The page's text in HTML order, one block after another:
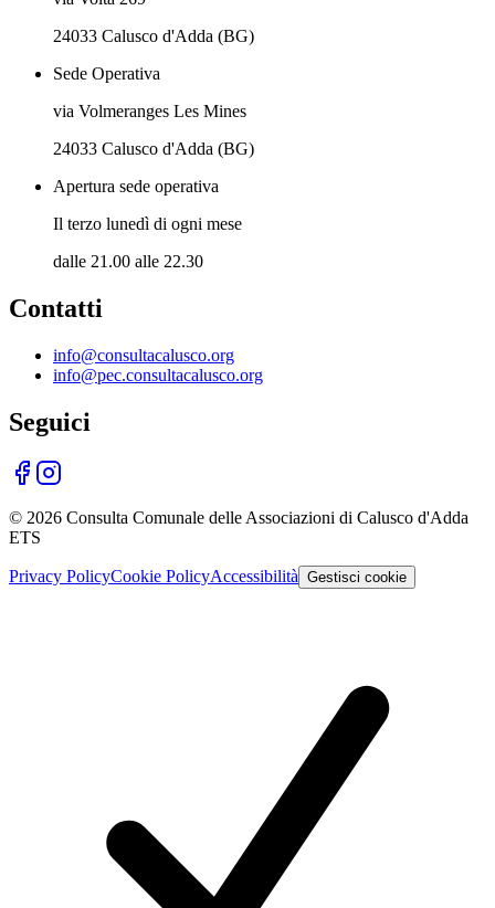
24033 Calusco d'Adda (BG)
Sede Operativa
via Volmeranges Les Mines
24033 Calusco d'Adda (BG)
Apertura sede operativa
Il terzo lunedì di ogni mese
dalle 21.00 alle 22.30
Contatti
info@consultacalusco.org
info@pec.consultacalusco.org
Seguici
© 2026 Consulta Comunale delle Associazioni di Calusco d'Adda
ETS
Privacy PolicyCookie PolicyAccessibilità Gestisci cookie